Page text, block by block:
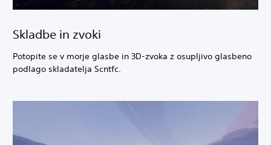
Skladbe in zvoki
Potopite se v morje glasbe in 3D-zvoka z osupljivo glasbeno
podlago skladatelja Scntfc.